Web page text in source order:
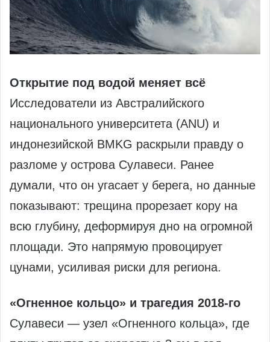
Открытие под водой меняет всё
Исследователи из Австралийского
национального университета (ANU) и
индонезийской BMKG раскрыли правду о
разломе у острова Сулавеси. Ранее
думали, что он угасает у берега, но данные
показывают: трещина прорезает кору на
всю глубину, деформируя дно на огромной
площади. Это напрямую провоцирует
цунами, усиливая риски для региона.
«Огненное кольцо» и трагедия 2018-го
Сулавеси — узел «Огненного кольца», где